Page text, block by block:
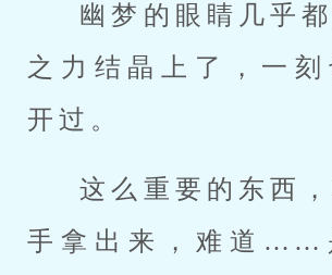
幽梦的眼睛几乎
之力结晶上了，一刻
开过。
这么重要的东西
手拿出来，难道……